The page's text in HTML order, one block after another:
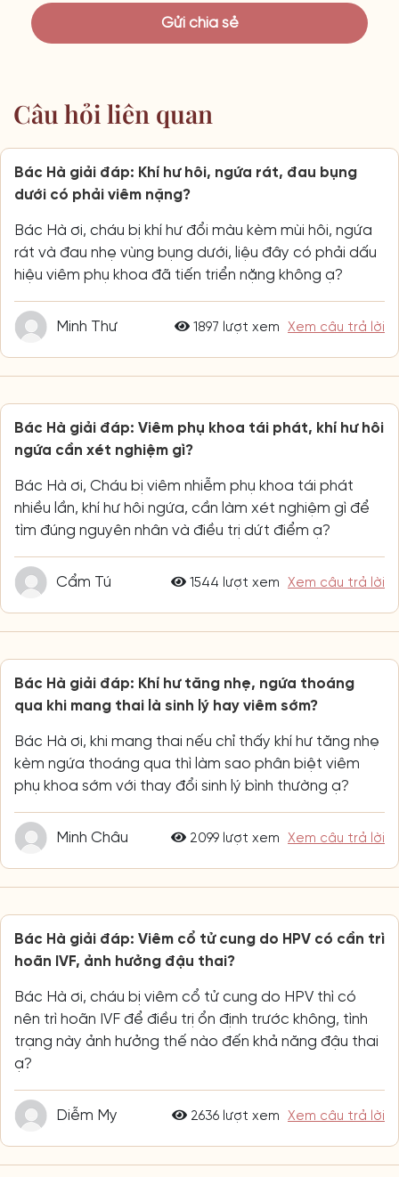
Câu hỏi liên quan
Bác Hà giải đáp: Khí hư hôi, ngứa rát, đau bụng
dưới có phải viêm nặng?
Bác Hà ơi, cháu bị khí hư đổi màu kèm mùi hôi, ngứa
rát và đau nhẹ vùng bụng dưới, liệu đây có phải dấu
hiệu viêm phụ khoa đã tiến triển nặng không ạ?
Minh Thư 1897 lượt xem Xem câu trả lời
Bác Hà giải đáp: Viêm phụ khoa tái phát, khí hư hôi
ngứa cần xét nghiệm gì?
Bác Hà ơi, Cháu bị viêm nhiễm phụ khoa tái phát
nhiều lần, khí hư hôi ngứa, cần làm xét nghiệm gì để
tìm đúng nguyên nhân và điều trị dứt điểm ạ?
Cẩm Tú 1544 lượt xem Xem câu trả lời
Bác Hà giải đáp: Khí hư tăng nhẹ, ngứa thoáng
qua khi mang thai là sinh lý hay viêm sớm?
Bác Hà ơi, khi mang thai nếu chỉ thấy khí hư tăng nhẹ
kèm ngứa thoáng qua thì làm sao phân biệt viêm
phụ khoa sớm với thay đổi sinh lý bình thường ạ?
Minh Châu 2099 lượt xem Xem câu trả lời
Bác Hà giải đáp: Viêm cổ tử cung do HPV có cần trì
hoãn IVF, ảnh hưởng đậu thai?
Bác Hà ơi, cháu bị viêm cổ tử cung do HPV thì có
nên trì hoãn IVF để điều trị ổn định trước không, tình
trạng này ảnh hưởng thế nào đến khả năng đậu thai
ạ?
Diễm My 2636 lượt xem Xem câu trả lời